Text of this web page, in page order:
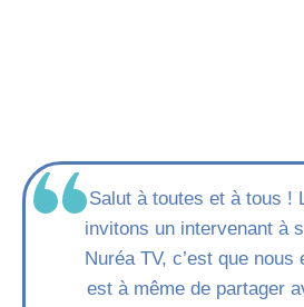
Salut à toutes et à tous !
invitons un intervenant à
Nuréa TV, c’est que nous
est à même de partager